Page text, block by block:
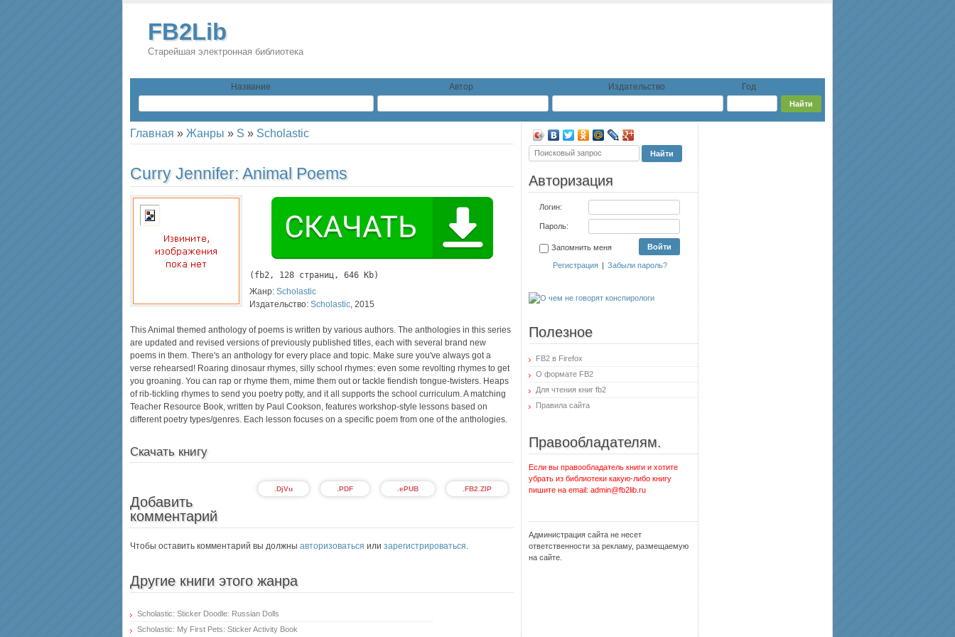
FB2Lib
Старейшая электронная библиотека
Название Автор Издательство Год
Главная » Жанры » S » Scholastic
Curry Jennifer:Animal Poems
( fb2, 128 страниц, 646 Kb)
Жанр: Scholastic
Издательство: Scholastic, 2015
This Animal themed anthology of poems is written by various authors. The anthologies in this series
are updated and revised versions of previously published titles, each with several brand new
poems in them. There's an anthology for every place and topic. Make sure you've always got a
verse rehearsed! Roaring dinosaur rhymes, silly school rhymes: even some revolting rhymes to get
you groaning. You can rap or rhyme them, mime them out or tackle fiendish tongue-twisters. Heaps
of rib-tickling rhymes to send you poetry potty, and it all supports the school curriculum. A matching
Teacher Resource Book, written by Paul Cookson, features workshop-style lessons based on
different poetry types/genres. Each lesson focuses on a specific poem from one of the anthologies.
Скачать книгу
.FB2.ZIP
.ePUB
.PDF
.DjVu
Добавить
комментарий
Чтобы оставить комментарий вы должны авторизоваться или зарегистрироваться.
Другие книги этого жанра
Scholastic: Sticker Doodle: Russian Dolls
Scholastic: My First Pets: Sticker Activity Book
Авторизация
Логин:
Пароль:
Запомнить меня
Регистрация | Забыли пароль?
Полезное
FB2 в Firefox
О формате FB2
Для чтения книг fb2
Правила сайта
Правообладателям.
Если вы правообладатель книги и хотите
убрать из библиотеки какую-либо книгу
пишите на email: admin@fb2lib.ru
Администрация сайта не несет
ответственности за рекламу, размещаемую
на сайте.